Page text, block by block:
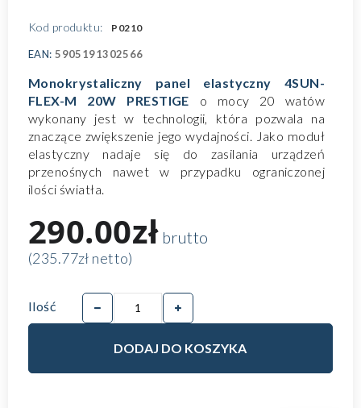
Kod produktu: P0210
EAN: 5905191302566
Monokrystaliczny panel elastyczny 4SUN-
FLEX-M 20W PRESTIGE o mocy 20 watów
wykonany jest w technologii, która pozwala na
znaczące zwiększenie jego wydajności. Jako moduł
elastyczny nadaje się do zasilania urządzeń
przenośnych nawet w przypadku ograniczonej
ilości światła.
290.00złbrutto
(235.77zł netto)
Ilość
DODAJ DO KOSZYKA